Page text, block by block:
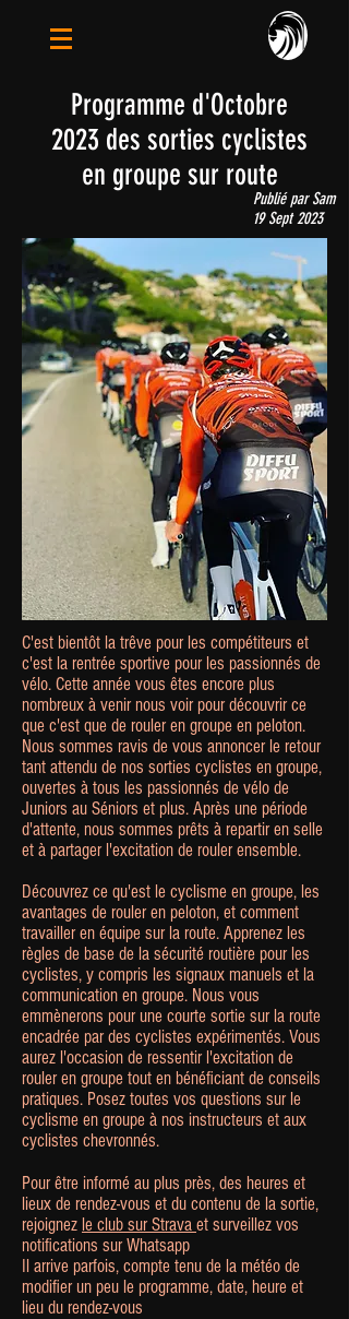
Programme d'Octobre
2023 des sorties cyclistes
en groupe sur route
Publié par Sam
19 Sept 2023
C'est bientôt la trêve pour les compétiteurs et
c'est la rentrée sportive pour les passionnés de
vélo. Cette année vous êtes encore plus
nombreux à venir nous voir pour découvrir ce
que c'est que de rouler en groupe en peloton.
Nous sommes ravis de vous annoncer le retour
tant attendu de nos sorties cyclistes en groupe,
ouvertes à tous les passionnés de vélo de
Juniors au Séniors et plus. Après une période
d'attente, nous sommes prêts à repartir en selle
et à partager l'excitation de rouler ensemble.
Découvrez ce qu'est le cyclisme en groupe, les
avantages de rouler en peloton, et comment
travailler en équipe sur la route. Apprenez les
règles de base de la sécurité routière pour les
cyclistes, y compris les signaux manuels et la
communication en groupe. Nous vous
emmènerons pour une courte sortie sur la route
encadrée par des cyclistes expérimentés. Vous
aurez l'occasion de ressentir l'excitation de
rouler en groupe tout en bénéficiant de conseils
pratiques. Posez toutes vos questions sur le
cyclisme en groupe à nos instructeurs et aux
cyclistes chevronnés.
Pour être informé au plus près, des heures et
lieux de rendez-vous et du contenu de la sortie,
rejoignez le club sur Strava et surveillez vos
notifications sur Whatsapp
Il arrive parfois, compte tenu de la météo de
modifier un peu le programme, date, heure et
lieu du rendez-vous